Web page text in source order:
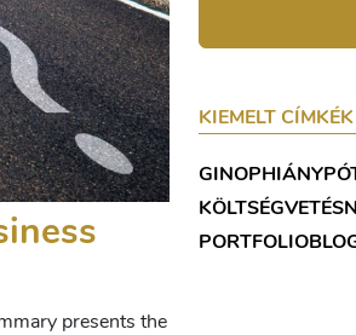
presents the
KIEMELT CÍMKÉK
GINOP
KÖLTSÉGVETÉS